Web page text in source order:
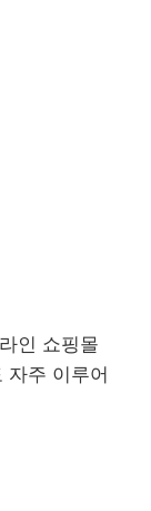
인 쇼핑몰
자주 이루어